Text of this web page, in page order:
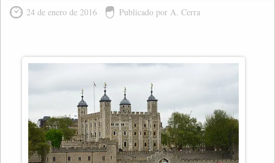
24 de enero de 2016 Publicado por A. Cerra